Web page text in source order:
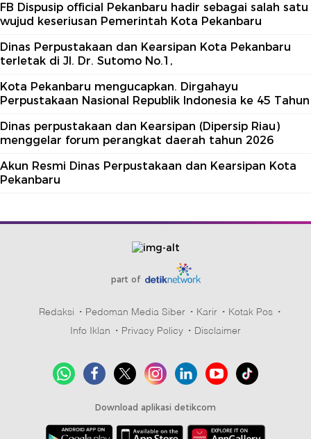
FB Dispusip official Pekanbaru hadir sebagai salah satu
wujud keseriusan Pemerintah Kota Pekanbaru
Dinas Perpustakaan dan Kearsipan Kota Pekanbaru
terletak di Jl. Dr. Sutomo No.1,
Kota Pekanbaru mengucapkan. Dirgahayu
Perpustakaan Nasional Republik Indonesia ke 45 Tahun
Dinas perpustakaan dan Kearsipan (Dipersip Riau)
menggelar forum perangkat daerah tahun 2026
Akun Resmi Dinas Perpustakaan dan Kearsipan Kota
Pekanbaru
part of
Redaksi Pedoman Media Siber Karir
Kotak Pos
Info Iklan
Privacy Policy Disclaimer
Download aplikasi detikcom